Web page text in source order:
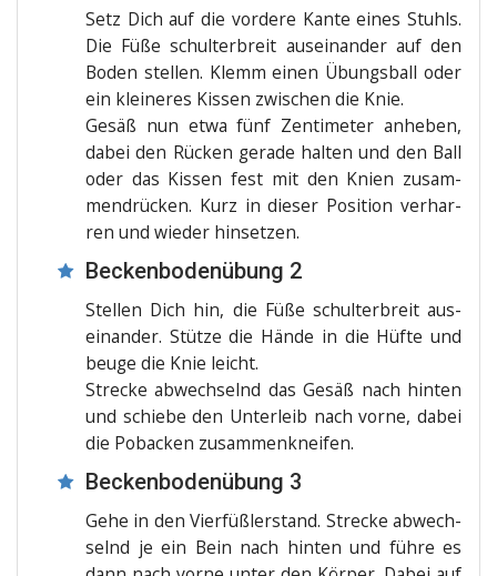
Setz Dich auf die vor­de­re Kan­te eines Stuhls.
Die Füße schul­ter­breit aus­ein­an­der auf den
Boden stel­len. Klemm einen Übungs­ball oder
ein klei­ne­res Kis­sen zwi­schen die Knie.
Gesäß nun etwa fünf Zen­ti­me­ter anhe­ben,
dabei den Rücken gera­de hal­ten und den Ball
oder das Kis­sen fest mit den Knien zusam­
men­drü­cken. Kurz in die­ser Posi­ti­on ver­har­
ren und wie­der hinsetzen.
Beckenbodenübung 2
Stel­len Dich hin, die Füße schul­ter­breit aus­
ein­an­der. Stüt­ze die Hän­de in die Hüf­te und
beu­ge die Knie leicht.
Stre­cke abwech­selnd das Gesäß nach hin­ten
und schie­be den Unter­leib nach vor­ne, dabei
die Poba­cken zusammenkneifen.
Beckenbodenübung 3
Gehe in den Vier­füß­ler­stand. Stre­cke abwech­
selnd je ein Bein nach hin­ten und füh­re es